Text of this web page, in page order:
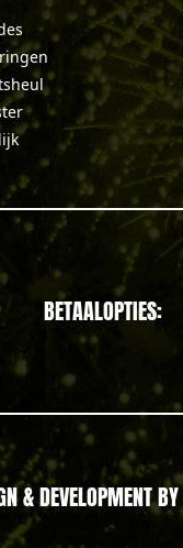
BETAALOPTIES:
& DEVELOPMENT BY